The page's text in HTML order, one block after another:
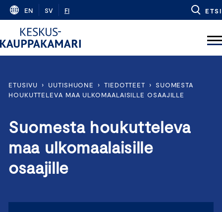
Skip
content
EN SV FI ETSI
ETUSIVU › UUTISHUONE › TIEDOTTEET ›
SUOMESTA
HOUKUTTELEVA MAA ULKOMAALAISILLE OSAAJILLE
Suomesta houkutteleva
maa ulkomaalaisille
osaajille